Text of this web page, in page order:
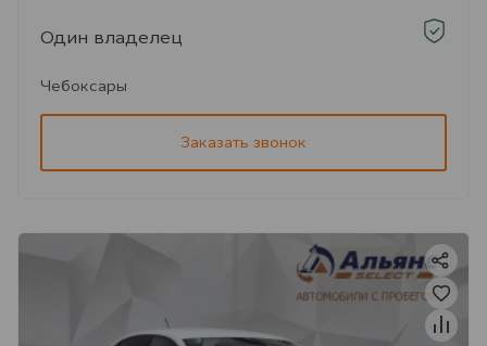
Один владелец
Чебоксары
Заказать звонок